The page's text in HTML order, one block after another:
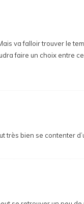
va falloir trouver le
faire un choix entre
très bien se contenter